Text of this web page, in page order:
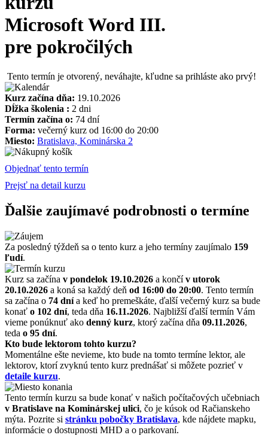
Microsoft Word III.
pre pokročilých
Tento termín je otvorený, neváhajte, kľudne sa prihláste ako prvý!
Kurz začína dňa: 19.10.2026
Dĺžka školenia : 2 dni
Termín začína o: 74 dní
Forma: večerný kurz od 16:00 do 20:00
Miesto: Bratislava, Kominárska 2
Objednať tento termín
Prejsť na detail kurzu
Ďalšie zaujímavé podrobnosti o termíne
Za posledný týždeň sa o tento kurz a jeho termíny zaujímalo 159
ľudí.
Kurz sa začína v pondelok 19.10.2026 a končív utorok
20.10.2026 a koná sa každý deň od 16:00 do 20:00. Tento termín
sa začína o 74 dnía keď ho premeškáte, ďalší večerný kurz sa bude
konať o 102 dní, teda dňa 16.11.2026. Najbližší ďalší termín Vám
vieme ponúknuť ako denný kurz, ktorý začína dňa 09.11.2026,
teda o 95 dní.
Kto bude lektorom tohto kurzu?
Momentálne ešte nevieme, kto bude na tomto termíne lektor, ale
lektorov, ktorí zvyknú tento kurz prednášať si môžete pozrieť v
detaile kurzu.
Tento termín kurzu sa bude konať v našich počítačových učebniach
v Bratislave na Kominárskej ulici, čo je kúsok od Račianskeho
mýta. Pozrite si stránku pobočky Bratislava, kde nájdete mapku,
informácie o dostupnosti MHD a o parkovaní.